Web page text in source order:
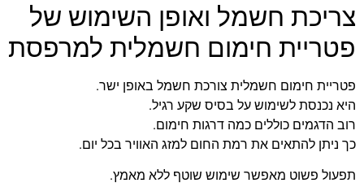
צריכת חשמל ואופן השימוש של
פטריית חימום חשמלית למרפסת
פטריית חימום חשמלית צורכת חשמל באופן ישר.
היא נכנסת לשימוש על בסיס שקע רגיל.
רוב הדגמים כוללים כמה דרגות חימום.
כך ניתן להתאים את רמת החום למזג האוויר בכל יום.
תפעול פשוט מאפשר שימוש שוטף ללא מאמץ.